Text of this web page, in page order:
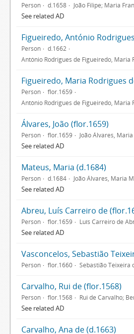
Person d.1658 João Filipe; Maria
See related AD
Figueiredo, António
Person
d.1662
António Rodrigues de Figueiredo, Maria
Figueiredo, Maria Rodrigues
Person
flor.1659
António Rodrigues de Figueiredo, Maria
Álvares, João (flor.1659)
Person flor.1659 João Álvares,
See related AD
Mateus, Maria (d.1684)
Person d.1684 João Álvares, Maria
See related AD
Abreu, Luís Carreiro de
Person flor.1659 Luís Carreiro de
See related AD
Vasconcelos, Sebastião
Person flor.1660 Sebastião Teixeira
Carvalho, Rui de (flor.1568)
Person flor.1568 Rui de Carvalho;
See related AD
Carvalho, Ana de (d.1663)